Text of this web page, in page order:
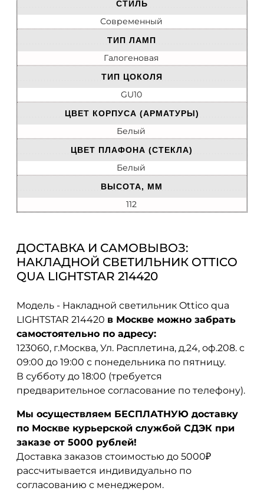
СТИЛЬ
Современный
ТИП ЛАМП
Галогеновая
ТИП ЦОКОЛЯ
GU10
ЦВЕТ КОРПУСА (АРМАТУРЫ)
Белый
ЦВЕТ ПЛАФОНА (СТЕКЛА)
Белый
ВЫСОТА, ММ
112
ДОСТАВКА И САМОВЫВОЗ:
НАКЛАДНОЙ СВЕТИЛЬНИК OTTICO
QUA LIGHTSTAR 214420
Модель - Накладной светильник Ottico qua
LIGHTSTAR 214420 в Москве можно забрать
самостоятельно по адресу:
123060, г.Москва, Ул. Расплетина, д.24, оф.208. с
09:00 до 19:00 с понедельника по пятницу.
В субботу до 18:00 (требуется
предварительное согласование по телефону).
Мы осуществляем БЕСПЛАТНУЮ доставку
по Москве курьерской службой СДЭК при
заказе от 5000 рублей!
Доставка заказов стоимостью до 5000₽
рассчитывается индивидуально по
согласованию с менеджером.